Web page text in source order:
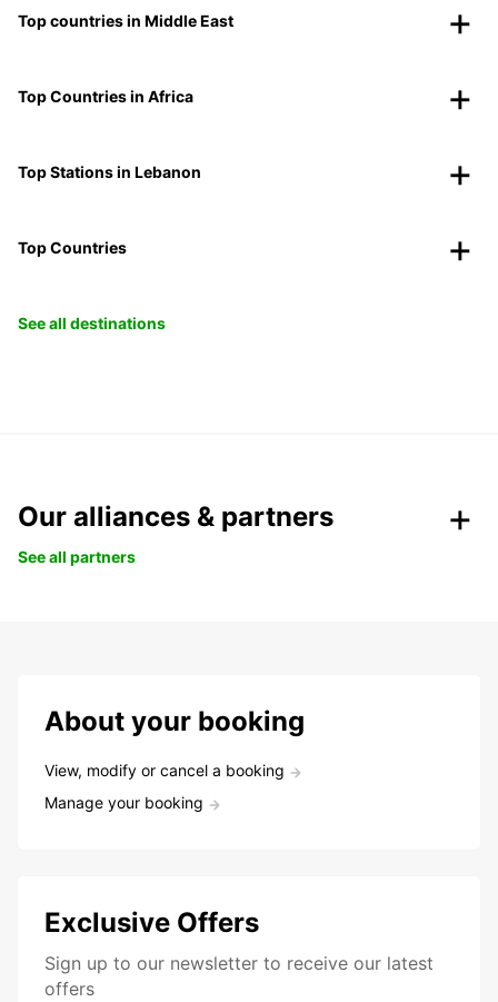
Top countries in Middle East
Top Countries in Africa
Top Stations in Lebanon
Top Countries
See all destinations
Our alliances & partners
See all partners
About your booking
View, modify or cancel a booking
Manage your booking
Exclusive Offers
Sign up to our newsletter to receive our latest
offers